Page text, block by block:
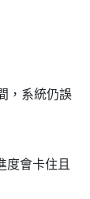
，系統仍誤
度會卡住且